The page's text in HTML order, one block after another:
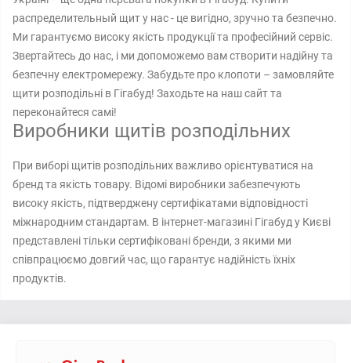
распределительный щит у нас - це вигідно, зручно та безпечно.
Ми гарантуємо високу якість продукції та професійний сервіс.
Звертайтесь до нас, і ми допоможемо вам створити надійну та
безпечну електромережу. Забудьте про клопоти – замовляйте
щити розподільні в Гігабуд! Заходьте на наш сайт та
переконайтеся самі!
Виробники щитів розподільних
При виборі щитів розподільних важливо орієнтуватися на
бренд та якість товару. Відомі виробники забезпечують
високу якість, підтверджену сертифікатами відповідності
міжнародним стандартам. В інтернет-магазині Гігабуд у Києві
представлені тільки сертифіковані бренди, з якими ми
співпрацюємо довгий час, що гарантує надійність їхніх
продуктів.